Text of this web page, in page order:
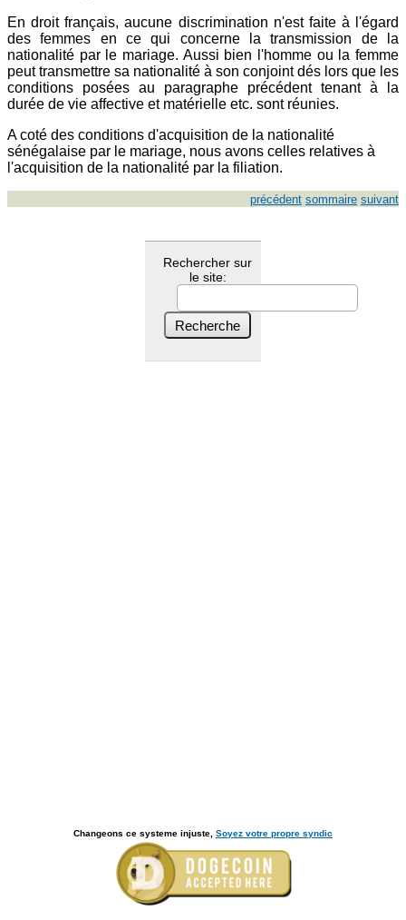
En droit français, aucune discrimination n'est faite à l'égard
des femmes en ce qui concerne la transmission de la
nationalité par le mariage. Aussi bien l'homme ou la femme
peut transmettre sa nationalité à son conjoint dés lors que les
conditions posées au paragraphe précédent tenant à la
durée de vie affective et matérielle etc. sont réunies.
A coté des conditions d'acquisition de la nationalité
sénégalaise par le mariage, nous avons celles relatives à
l'acquisition de la nationalité par la filiation.
précédent sommaire suivant
Rechercher sur
le site:
Changeons ce systeme injuste, Soyez votre propre syndic